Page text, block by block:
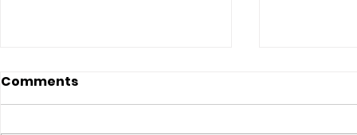
Comments